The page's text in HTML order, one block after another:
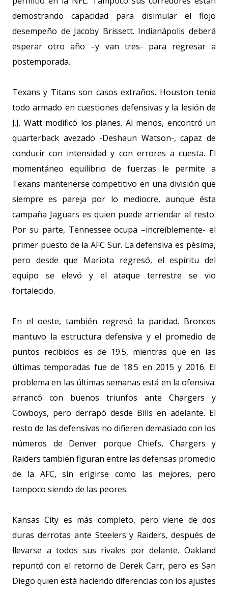
demostrando capacidad para disimular el flojo
desempeño de Jacoby Brissett. Indianápolis deberá
esperar otro año –y van tres- para regresar a
postemporada.
Texans y Titans son casos extraños. Houston tenía
todo armado en cuestiones defensivas y la lesión de
J.J. Watt modificó los planes. Al menos, encontró un
quarterback avezado -Deshaun Watson-, capaz de
conducir con intensidad y con errores a cuesta. El
momentáneo equilibrio de fuerzas le permite a
Texans mantenerse competitivo en una división que
siempre es pareja por lo mediocre, aunque ésta
campaña Jaguars es quien puede arriendar al resto.
Por su parte, Tennessee ocupa –increíblemente- el
primer puesto de la AFC Sur. La defensiva es pésima,
pero desde que Mariota regresó, el espíritu del
equipo se elevó y el ataque terrestre se vio
fortalecido.
En el oeste, también regresó la paridad. Broncos
mantuvo la estructura defensiva y el promedio de
puntos recibidos es de 19.5, mientras que en las
últimas temporadas fue de 18.5 en 2015 y 2016. El
problema en las últimas semanas está en la ofensiva:
arrancó con buenos triunfos ante Chargers y
Cowboys, pero derrapó desde Bills en adelante. El
resto de las defensivas no difieren demasiado con los
números de Denver porque Chiefs, Chargers y
Raiders también figuran entre las defensas promedio
de la AFC, sin erigirse como las mejores, pero
tampoco siendo de las peores.
Kansas City es más completo, pero viene de dos
duras derrotas ante Steelers y Raiders, después de
llevarse a todos sus rivales por delante. Oakland
repuntó con el retorno de Derek Carr, pero es San
Diego quien está haciendo diferencias con los ajustes